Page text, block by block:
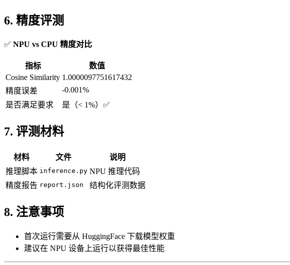
6. 精度评测
✅ NPU vs CPU 精度对比
指标
数值
Cosine Similarity 1.0000097751617432
精度误差
-0.001%
是否满足要求
是（< 1%）✅
7. 评测材料
材料 文件
说明
推理脚本 inference.py NPU 推理代码
精度报告 report.json 结构化评测数据
8. 注意事项
首次运行需要从 HuggingFace 下载模型权重
建议在 NPU 设备上运行以获得最佳性能